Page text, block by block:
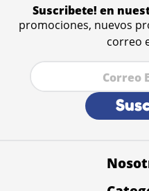
Suscribete! en
promociones, nuevos
correo